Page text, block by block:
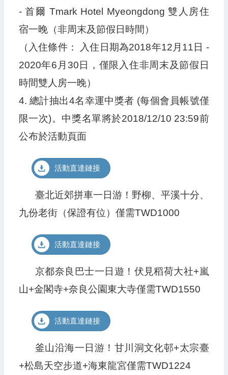
- 首爾 Tmark Hotel Myeongdong 雙人房住
宿一晚（非周末及節假日時間）
（入住條件： 入住日期為2018年12月11日 -
2020年6月30日，僅限入住非周末及節假日
時間雙人房一晚）
4. 總計抽出4名幸運中獎者 (每個會員帳號僅
限一次)。中獎名單將於2018/12/10 23:59前
公布於活動頁面
活動直達鏈接
臺北近郊拼車一日游！野柳、平溪十分、
九份老街（保證有位）僅需TWD1000
活動直達鏈接
京都奈良巴士一日遊！伏見稻荷大社+嵐
山+金閣寺+奈良公園東大寺僅需TWD1550
活動直達鏈接
釜山沿海一日游！甘川洞文化邨+太宗臺
+松島天空步道+海東龍宮僅需TWD1224